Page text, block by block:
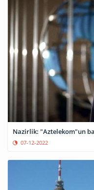
Nazirlik: "Aztelekom"un
07-12-2022